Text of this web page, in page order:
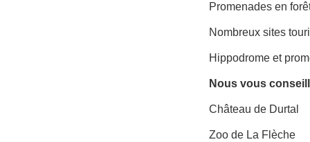
Promenades en
Nombreux sites
Hippodrome et
Nous vous
Château de Durtal
Zoo de La Flèche